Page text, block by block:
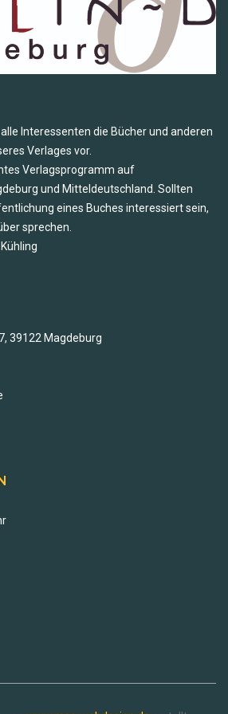
Interessenten die Bücher und anderen
Verlages vor.
Verlagsprogramm auf
und Mitteldeutschland. Sollten
eines Buches interessiert sein,
sprechen.
39122 Magdeburg